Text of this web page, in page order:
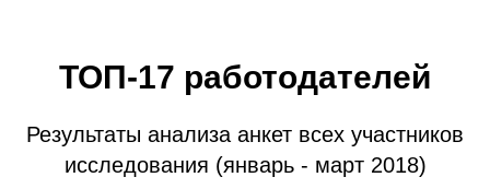
ТОП-17 работодателей
Результаты анализа анкет всех участников
исследования (январь - март 2018)